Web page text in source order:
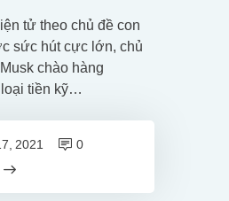
tử theo chủ đề con
sức hút cực lớn, chủ
chào hàng
loại tiền kỹ…
2021 0